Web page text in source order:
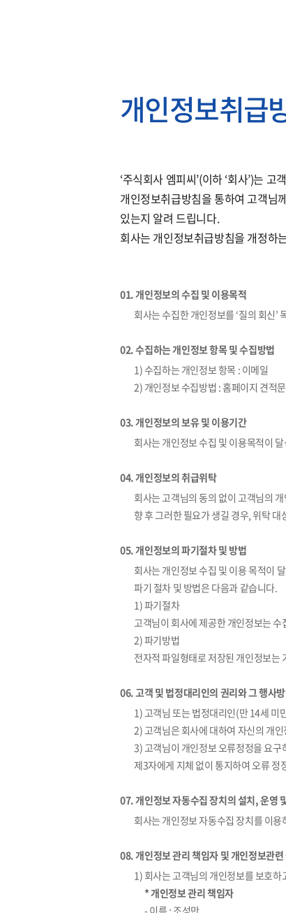
개인정보취급
‘주식회사 엠피씨’(이하 ‘회사’)는
개인정보취급방침을 통하여 고객님
있는지 알려 드립니다.
회사는 개인정보취급방침을 개정하
01. 개인정보의 수집 및 이용목적
회사는 수집한 개인정보를 ‘질의 회신’
02. 수집하는 개인정보 항목 및 수집방법
1) 수집하는 개인정보 항목 : 이메일
2) 개인정보 수집방법 : 홈페이지 견적
03. 개인정보의 보유 및 이용기간
회사는 개인정보 수집 및 이용목적이
04. 개인정보의 취급위탁
회사는 고객님의 동의 없이 고객님의
향 후 그러한 필요가 생길 경우, 위탁
05. 개인정보의 파기절차 및 방법
회사는 개인정보 수집 및 이용 목적이
파기 절차 및 방법은 다음과 같습니다.
1) 파기절차
고객님이 회사에 제공한 개인정보는
2) 파기방법
전자적 파일형태로 저장된 개인정보는
06. 고객 및 법정대리인의 권리와 그 행사
1) 고객님 또는 법정대리인(만 14세 미
2) 고객님은 회사에 대하여 자신의 개
3) 고객님이 개인정보 오류정정을 요구
제3자에게 지체 없이 통지하여 오류 정
07. 개인정보 자동수집 장치의 설치, 운영
회사는 개인정보 자동수집 장치를 이용
08. 개인정보 관리 책임자 및 개인정보관
1) 회사는 고객님의 개인정보를 보호
* 개인정보 관리 책임자
- 이름 : 조성만